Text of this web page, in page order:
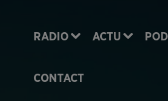
RADIO ACTU
CONTACT